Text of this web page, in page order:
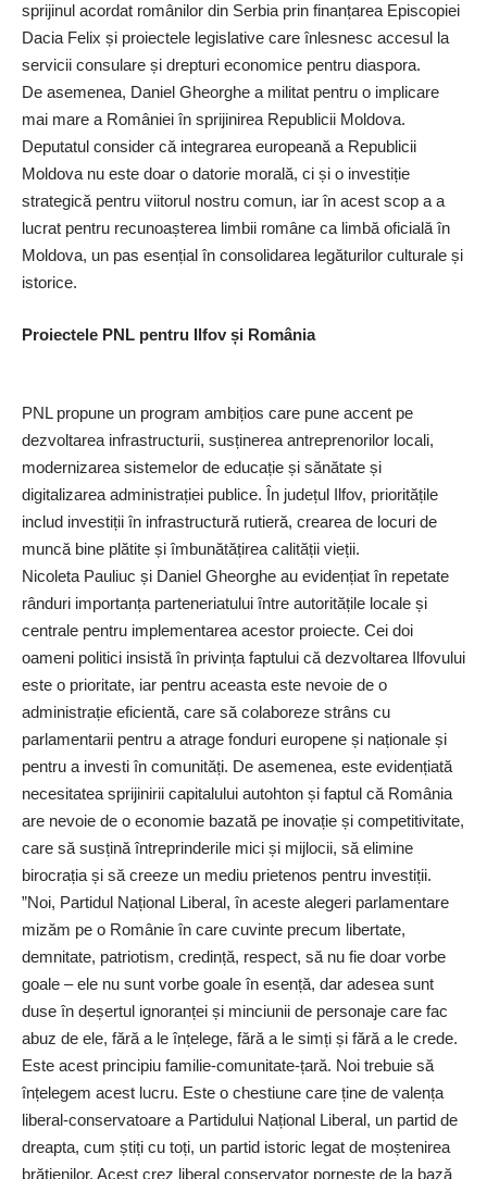
sprijinul acordat românilor din Serbia prin finanțarea Episcopiei
Dacia Felix și proiectele legislative care înlesnesc accesul la
servicii consulare și drepturi economice pentru diaspora.
De asemenea, Daniel Gheorghe a militat pentru o implicare
mai mare a României în sprijinirea Republicii Moldova.
Deputatul consider că integrarea europeană a Republicii
Moldova nu este doar o datorie morală, ci și o investiție
strategică pentru viitorul nostru comun, iar în acest scop a a
lucrat pentru recunoașterea limbii române ca limbă oficială în
Moldova, un pas esențial în consolidarea legăturilor culturale și
istorice.
Proiectele PNL pentru Ilfov și România
PNL propune un program ambițios care pune accent pe
dezvoltarea infrastructurii, susținerea antreprenorilor locali,
modernizarea sistemelor de educație și sănătate și
digitalizarea administrației publice. În județul Ilfov, prioritățile
includ investiții în infrastructură rutieră, crearea de locuri de
muncă bine plătite și îmbunătățirea calității vieții.
Nicoleta Pauliuc și Daniel Gheorghe au evidențiat în repetate
rânduri importanța parteneriatului între autoritățile locale și
centrale pentru implementarea acestor proiecte. Cei doi
oameni politici insistă în privința faptului că dezvoltarea Ilfovului
este o prioritate, iar pentru aceasta este nevoie de o
administrație eficientă, care să colaboreze strâns cu
parlamentarii pentru a atrage fonduri europene și naționale și
pentru a investi în comunități. De asemenea, este evidențiată
necesitatea sprijinirii capitalului autohton și faptul că România
are nevoie de o economie bazată pe inovație și competitivitate,
care să susțină întreprinderile mici și mijlocii, să elimine
birocrația și să creeze un mediu prietenos pentru investiții.
”Noi, Partidul Național Liberal, în aceste alegeri parlamentare
mizăm pe o Românie în care cuvinte precum libertate,
demnitate, patriotism, credință, respect, să nu fie doar vorbe
goale – ele nu sunt vorbe goale în esență, dar adesea sunt
duse în deșertul ignoranței și minciunii de personaje care fac
abuz de ele, fără a le înțelege, fără a le simți și fără a le crede.
Este acest principiu familie-comunitate-țară. Noi trebuie să
înțelegem acest lucru. Este o chestiune care ține de valența
liberal-conservatoare a Partidului Național Liberal, un partid de
dreapta, cum știți cu toți, un partid istoric legat de moștenirea
brătienilor. Acest crez liberal conservator pornește de la bază